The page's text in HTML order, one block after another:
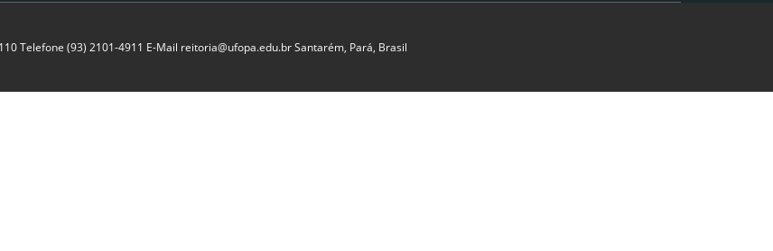
Telefone (93) 2101-4911 E-Mail reitoria@ufopa.edu.br Santarém, Pará, Brasil